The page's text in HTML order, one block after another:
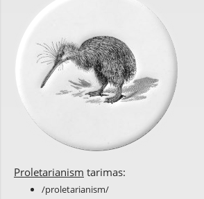
Proletarianism tarimas:
/proletarianism/